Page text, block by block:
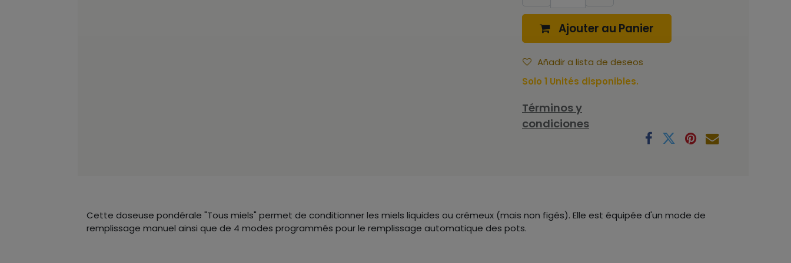
Ajouter au Panier
Añadir a lista de deseos
Solo 1 Unités disponibles.
Términos y
condiciones
Cette doseuse pondérale "Tous miels" permet de conditionner les miels liquides ou crémeux (mais non figés). Elle est équipée d'un mode de
remplissage manuel ainsi que de 4 modes programmés pour le remplissage automatique des pots.